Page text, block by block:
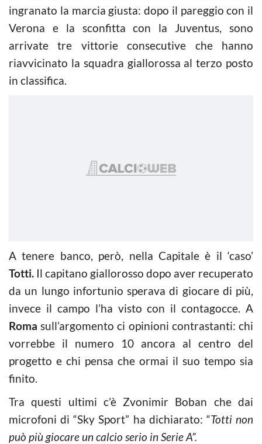
ingranato la marcia giusta: dopo il pareggio con il
Verona e la sconfitta con la Juventus, sono
arrivate tre vittorie consecutive che hanno
riavvicinato la squadra giallorossa al terzo posto
in classifica.
A tenere banco, però, nella Capitale è il ‘caso’
Totti. Il capitano giallorosso dopo aver recuperato
da un lungo infortunio sperava di giocare di più,
invece il campo l’ha visto con il contagocce. A
Roma sull’argomento ci opinioni contrastanti: chi
vorrebbe il numero 10 ancora al centro del
progetto e chi pensa che ormai il suo tempo sia
finito.
Tra questi ultimi c’è Zvonimir Boban che dai
microfoni di “Sky Sport” ha dichiarato: “Totti non
può più giocare un calcio serio in Serie A”.